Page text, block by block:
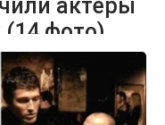
актеры
фото)